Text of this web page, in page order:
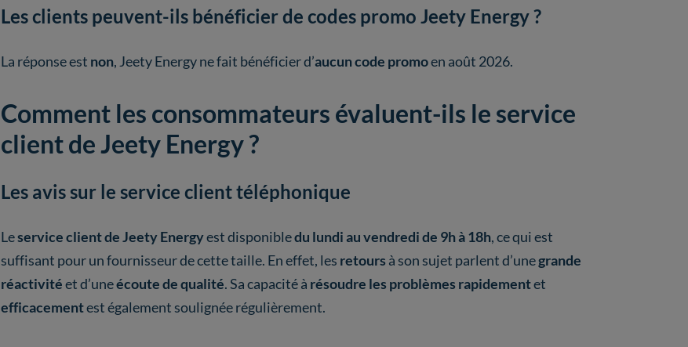
Les clients peuvent-ils bénéficier de codes promo Jeety Energy ?
La réponse est non, Jeety Energy ne fait bénéficier d’aucun code promoen août 2026.
Comment les consommateurs évaluent-ils le service
client de Jeety Energy ?
Les avis sur le service client téléphonique
Leservice client de Jeety Energyest disponibledu lundi au vendredi de 9h à 18h, ce qui est
suffisant pour un fournisseur de cette taille. En effet, les retours à son sujet parlent d’unegrande
réactivitéet d’uneécoute de qualité. Sa capacité à résoudre les problèmes rapidementet
efficacementest également soulignée régulièrement.